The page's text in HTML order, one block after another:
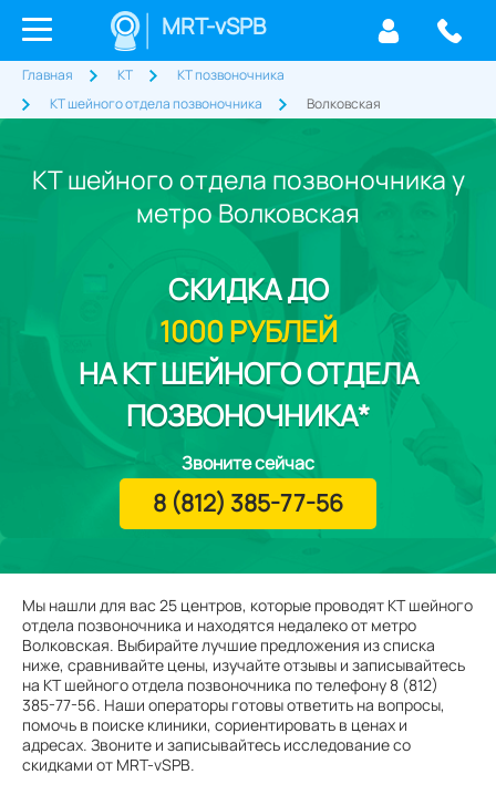
MRT-vSPB
Главная КТ
КТ позвоночника
КТ шейного отдела позвоночника
Волковская
КТ шейного отдела позвоночника у
метро Волковская
Мы нашли для вас 25 центров, которые проводят КТ шейного
отдела позвоночника и находятся недалеко от метро
Волковская. Выбирайте лучшие предложения из списка
ниже, сравнивайте цены, изучайте отзывы и записывайтесь
на КТ шейного отдела позвоночника по телефону 8 (812)
385-77-56. Наши операторы готовы ответить на вопросы,
помочь в поиске клиники, сориентировать в ценах и
адресах. Звоните и записывайтесь исследование со
скидками от MRT-vSPB.
СКИДКАДО
1000 РУБЛЕЙ
НА КТ ШЕЙНОГО ОТДЕЛА
ПОЗВОНОЧНИКА*
Звоните сейчас
8 (812) 385-77-56